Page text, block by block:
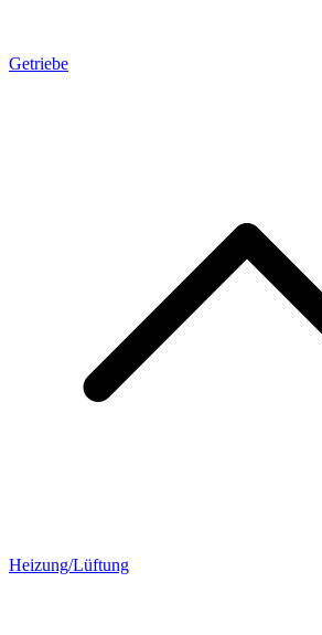
Getriebe
Heizung/Lüftung